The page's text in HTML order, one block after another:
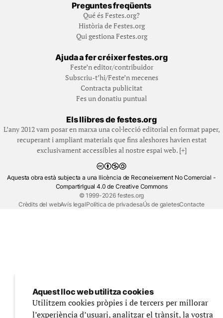
Preguntes freqüents
Qué és Festes.org?
Història de Festes.org
Qui gestiona Festes.org
Ajuda a fer créixer festes.org
Feste’n editor/contribuidor
Subscriu-t’hi/Feste’n mecenes
Contracta publicitat
Fes un donatiu puntual
Els llibres de festes.org
L’any 2012 vam posar en marxa una col·lecció editorial en format paper,
recuperant i ampliant materials que fins aleshores havien estat
exclusivament accessibles al nostre espai web. [+]
Aquesta obra està subjecta a una llicència de Reconeixement No Comercial -
CompartirIgual 4.0 de Creative Commons
© 1999-2026 festes.org
Crèdits del webAvís legalPolítica de privadesaÚs de galetesContacte
Aquest lloc web utilitza cookies
Utilitzem cookies pròpies i de tercers per millorar
l’experiència d’usuari, analitzar el trànsit, la vostra